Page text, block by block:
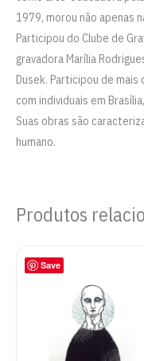
1979, morou não apenas
Participou do Clube de
gravadora Marília
Dusek. Participou de
com individuais em
Suas obras são
humano.
Produtos
Save